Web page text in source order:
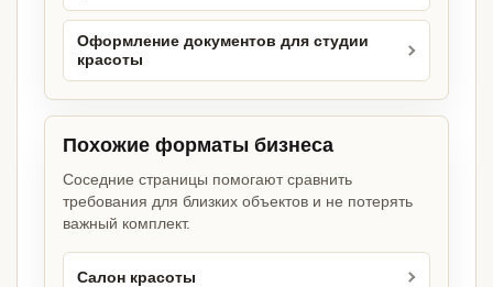
Оформление документов для студии
красоты
Похожие форматы бизнеса
Соседние страницы помогают сравнить
требования для близких объектов и не потерять
важный комплект.
Салон красоты